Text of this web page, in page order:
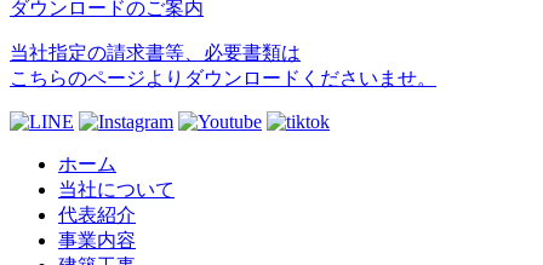
ダウンロードのご案内
当社指定の請求書等、必要書類は
こちらのページよりダウンロードくださいませ。
ホーム
当社について
代表紹介
事業内容